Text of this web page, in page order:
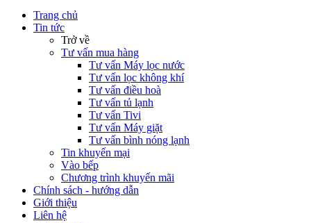
Trang chủ
Tin tức
Trở về
Tư vấn mua hàng
Tư vấn Máy lọc nước
Tư vấn lọc không khí
Tư vấn điều hoà
Tư vấn tủ lạnh
Tư vấn Tivi
Tư vấn Máy giặt
Tư vấn bình nóng lạnh
Tin khuyến mại
Vào bếp
Chương trình khuyến mãi
Chính sách - hướng dẫn
Giới thiệu
Liên hệ